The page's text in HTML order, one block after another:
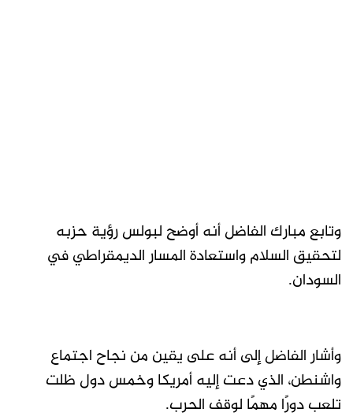
وتابع مبارك الفاضل أنه أوضح لبولس رؤية حزبه
لتحقيق السلام واستعادة المسار الديمقراطي في
السودان.
وأشار الفاضل إلى أنه على يقين من نجاح اجتماع
واشنطن، الذي دعت إليه أمريكا وخمس دول ظلت
تلعب دورًا مهمًا لوقف الحرب.